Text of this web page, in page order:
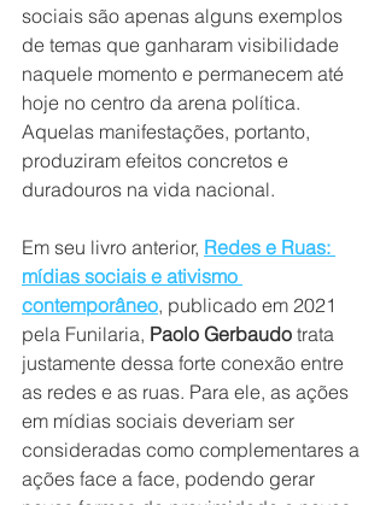
sociais são apenas alguns exemplos
de temas que ganharam visibilidade
naquele momento e permanecem até
hoje no centro da arena política.
Aquelas manifestações, portanto,
produziram efeitos concretos e
duradouros na vida nacional.
Em seu livro anterior, Redes e Ruas:
mídias sociais e ativismo
contemporâneo, publicado em 2021
pela Funilaria, Paolo Gerbaudo trata
justamente dessa forte conexão entre
as redes e as ruas. Para ele, as ações
em mídias sociais deveriam ser
consideradas como complementares a
ações face a face, podendo gerar